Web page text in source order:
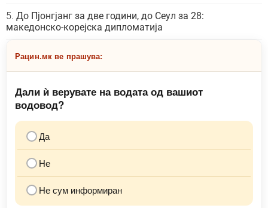
До Пјонгјанг за две години, до Сеул за 28:
македонско-корејска дипломатија
Рацин.мк ве прашува:
Дали ѝ верувате на водата од вашиот
водовод?
Да
Не
Не сум информиран